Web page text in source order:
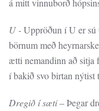
á mitt vinnuborð
U -Uppröðun í U er sú
börnum með
ætti nemandinn að sitja
í bakið svo birtan nýtist
Dregið í sæti– Þegar